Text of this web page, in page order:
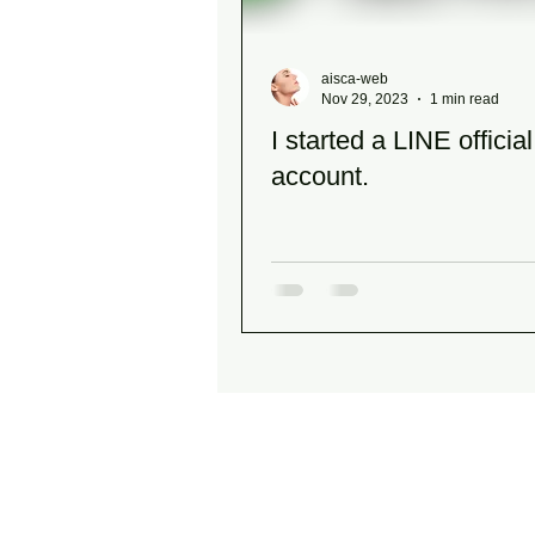
I started a LINE official
account.
aisca-web
Nov 29, 2023
1 min read